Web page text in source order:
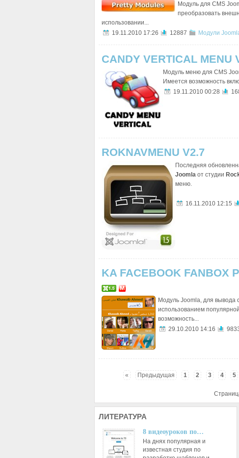
Модуль для CMS
преобразовать
использовании...
19.11.2010 17:26
12887 Модули
CANDY VERTICAL MENU
Модуль меню для CMS
Имеется возможность
19.11.2010 00:28
ROKNAVMENU V2.7
Последняя
Joomla от студии
меню.
16.11.2010 12:15
KA FACEBOOK FANBOX
Модуль Joomla, для вывода
использованием
возможность...
29.10.2010 14:16
« Предыдущая 1 2 3 4 5
ЛИТЕРАТУРА
8 видеоуроков по…
На днях популярная и
известная студия по